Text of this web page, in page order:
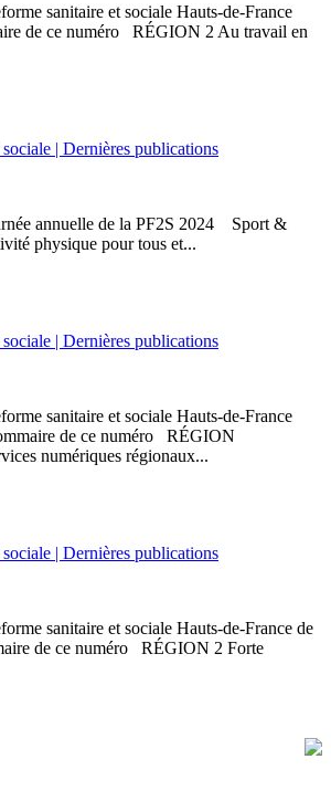
sanitaire et sociale Hauts-de-France
de ce numéro RÉGION 2 Au travail en
| Dernières publications
annuelle de la PF2S 2024 Sport &
physique pour tous et...
| Dernières publications
sanitaire et sociale Hauts-de-France
de ce numéro RÉGION
numériques régionaux...
| Dernières publications
sanitaire et sociale Hauts-de-France de
de ce numéro RÉGION 2 Forte